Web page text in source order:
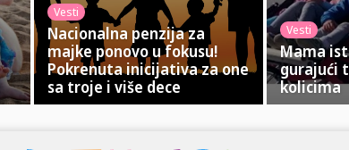
Vesti
Nacionalna penzija za
majke ponovo u fokusu!
Pokrenuta inicijativa za one
sa troje i više dece
Vesti
Mama
gurajući
kolicima